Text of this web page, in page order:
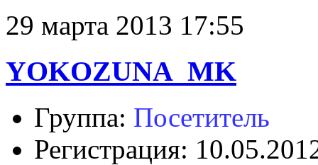
29 марта 2013 17:55
YOKOZUNA_MK
Группа: Посетитель
Регистрация: